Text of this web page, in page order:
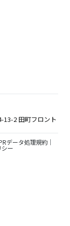
13-2 田町フロント
データ処理規約
ー